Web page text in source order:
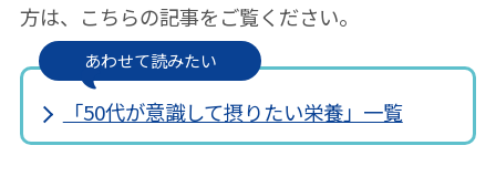
方は、こちらの記事をご覧ください。
あわせて読みたい
「50代が意識して摂りたい栄養」一覧